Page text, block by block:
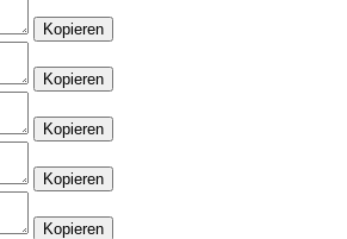
Kopieren
Kopieren
Kopieren
Kopieren
Kopieren